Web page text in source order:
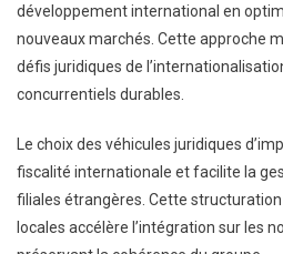
développement international en
nouveaux marchés. Cette approche
défis juridiques de
concurrentiels durables.
Le choix des véhicules juridiques
fiscalité internationale et facilite la
filiales étrangères. Cette
locales accélère l’intégration sur les